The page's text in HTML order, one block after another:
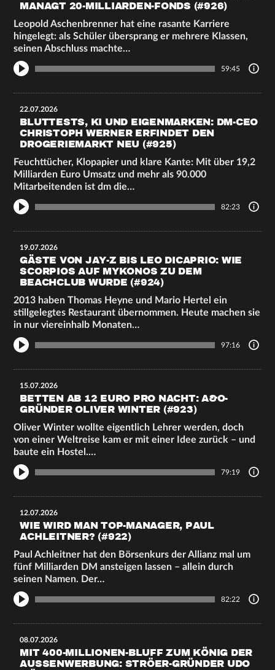
MANAGT 20-MILLIARDEN-FONDS (#926)
Leopold Aschenbrenner hat eine rasante Karriere
hingelegt: als Schüler übersprang er mehrere Klassen,
seinen Abschluss machte…
59:45
22.07.2026
BLUTTESTS, KI UND EIGENMARKEN: DM-CEO
CHRISTOPH WERNER ERFINDET DEN
DROGERIEMARKT NEU (#925)
Feuchttücher, Klopapier und klare Kante: Mit über 19,2
Milliarden Euro Umsatz und mehr als 90.000
Mitarbeitenden ist dm die…
82:23
19.07.2026
GÄSTE VON JAY-Z BIS LEO DICAPRIO: WIE
SCORPIOS AUF MYKONOS ZU DEM
BEACHCLUB WURDE (#924)
2013 haben Thomas Heyne und Mario Hertel ein
stillgelegtes Restaurant übernommen. Heute machen sie
in nur viereinhalb Monaten…
97:16
15.07.2026
BETTEN AB 12 EURO PRO NACHT: A&O-
GRÜNDER OLIVER WINTER (#923)
Oliver Winter wollte eigentlich Lehrer werden, doch
von einer Weltreise kam er mit einer Idee zurück – und
baute ein Hostel.…
79:19
12.07.2026
WIE WIRD MAN TOP-MANAGER, PAUL
ACHLEITNER? (#922)
Paul Achleitner hat den Börsenkurs der Allianz mal um
fünf Milliarden DM ansteigen lassen – allein durch
seinen Namen. Der…
82:22
08.07.2026
MIT 400-MILLIONEN-BLUFF ZUM KÖNIG DER
AUSSENWERBUNG: STRÖER-GRÜNDER UDO M